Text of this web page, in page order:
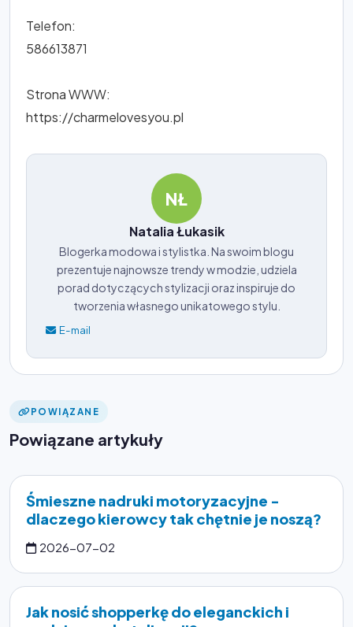
Telefon:
586613871
Strona WWW:
https://charmelovesyou.pl
NŁ
Natalia Łukasik
Blogerka modowa i stylistka. Na swoim blogu
prezentuje najnowsze trendy w modzie, udziela
porad dotyczących stylizacji oraz inspiruje do
tworzenia własnego unikatowego stylu.
E-mail
POWIĄZANE
Powiązane artykuły
Śmieszne nadruki motoryzacyjne -
dlaczego kierowcy tak chętnie je noszą?
2026-07-02
Jak nosić shopperkę do eleganckich i